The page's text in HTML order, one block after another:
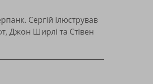
Сергій ілюстрував
Джон Ширлі та Стівен